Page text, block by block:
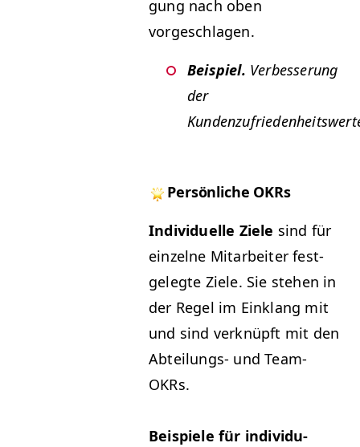
gung nach oben
vorgeschlagen.
Beispiel. Verbesserung
der
Per­sön­liche OKRs
Indi­vidu­elle Ziele sind für
einzelne Mitar­beit­er fest­
gelegte Ziele. Sie ste­hen in
der Regel im Ein­klang mit
und sind verknüpft mit den
Abteilungs- und Team-
OKRs.
Beispiele für indi­vidu­